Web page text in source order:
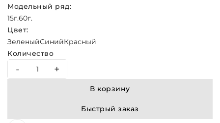
Модельный ряд:
15г.60г.
Цвет:
ЗеленыйСинийКрасный
Количество
- +
В корзину
Быстрый заказ